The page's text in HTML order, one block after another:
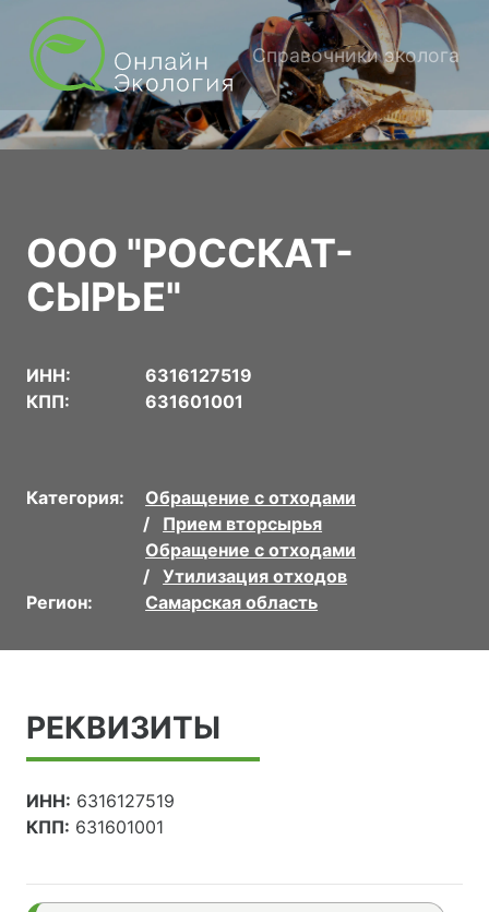
Справочники эколога
ООО "РОССКАТ-
СЫРЬЕ"
ИНН:
6316127519
КПП:
631601001
Категория:
Обращение с отходами
Прием вторсырья
Обращение с отходами
Утилизация отходов
Регион:
Самарская область
РЕКВИЗИТЫ
ИНН: 6316127519
КПП: 631601001